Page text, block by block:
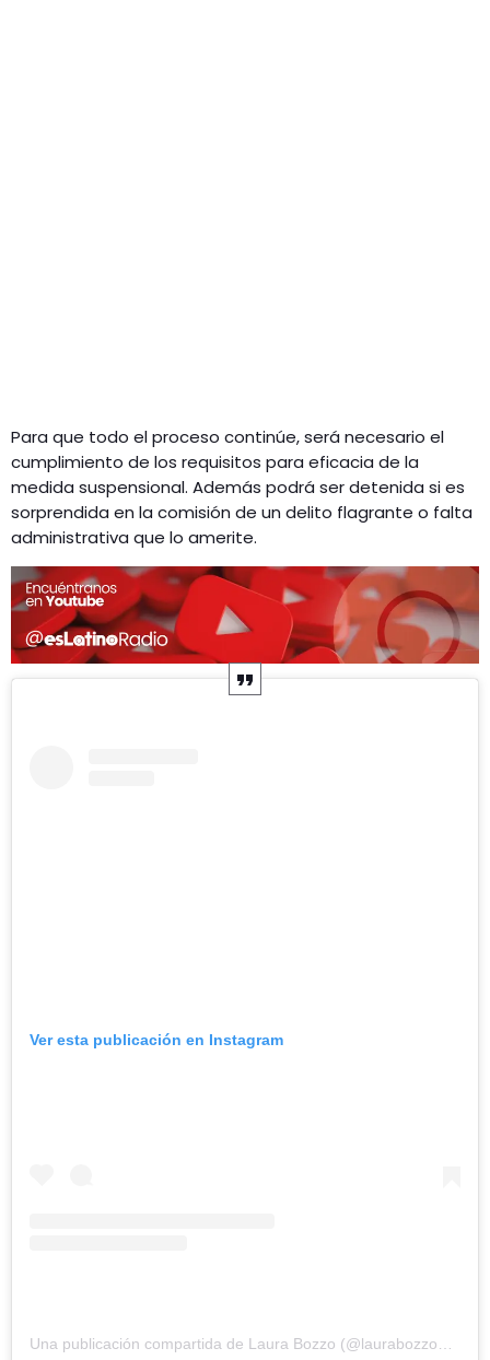
Para que todo el proceso continúe, será necesario el
cumplimiento de los requisitos para eficacia de la
medida suspensional. Además podrá ser detenida si es
sorprendida en la comisión de un delito flagrante o falta
administrativa que lo amerite.
Ver esta publicación en Instagram